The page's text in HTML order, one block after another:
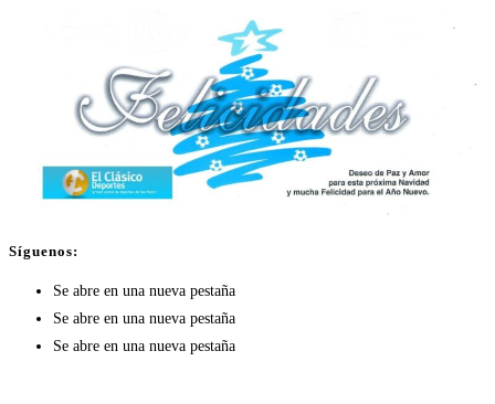
Síguenos:
Se abre en una nueva pestaña
Se abre en una nueva pestaña
Se abre en una nueva pestaña